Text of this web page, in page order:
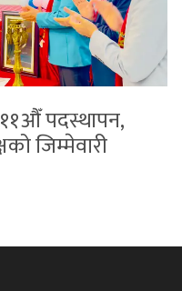
पदस्थापन,
जिम्मेवारी